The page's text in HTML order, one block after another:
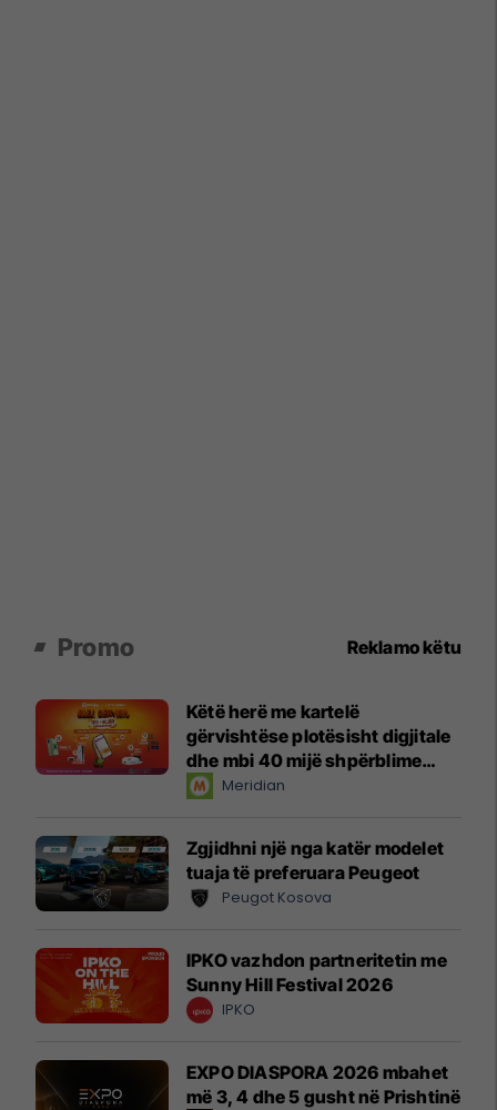
Promo Reklamo këtu
Këtë herë me kartelë
gërvishtëse plotësisht digjitale
dhe mbi 40 mijë shpërblime
instant!Meridian
Zgjidhni një nga katër modelet
tuaja të preferuara Peugeot
Peugot Kosova
IPKO vazhdon partneritetin me
Sunny Hill Festival 2026
IPKO
EXPO DIASPORA 2026 mbahet
më 3, 4 dhe 5 gusht në Prishtinë